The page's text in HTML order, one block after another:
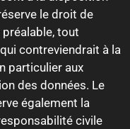
le droit de
tout
contreviendrait à la
particulier aux
des données. Le
également la
civile